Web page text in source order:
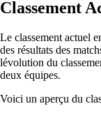
Classement
Le classement actuel
des résultats des
lévolution du
deux équipes.
Voici un aperçu du